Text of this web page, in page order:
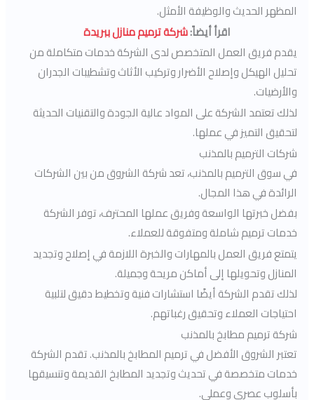
المظهر الحديث والوظيفة الأمثل.
اقرأ أيضاً:شركة ترميم منازل ببريدة
يقدم فريق العمل المتخصص لدى الشركة خدمات متكاملة من
تحليل الهيكل وإصلاح الأضرار وتركيب الأثاث وتشطيبات الجدران
والأرضيات.
لذلك تعتمد الشركة على المواد عالية الجودة والتقنيات الحديثة
لتحقيق التميز في عملها.
شركات الترميم بالمذنب
في سوق الترميم بالمذنب، تعد شركة الشروق من بين الشركات
الرائدة في هذا المجال.
بفضل خبرتها الواسعة وفريق عملها المحترف، توفر الشركة
خدمات ترميم شاملة ومتفوقة للعملاء.
يتمتع فريق العمل بالمهارات والخبرة اللازمة في إصلاح وتجديد
المنازل وتحويلها إلى أماكن مريحة وجميلة.
لذلك تقدم الشركة أيضًا استشارات فنية وتخطيط دقيق لتلبية
احتياجات العملاء وتحقيق رغباتهم.
شركة ترميم مطابخ بالمذنب
تعتبر الشروق الأفضل في ترميم المطابخ بالمذنب. تقدم الشركة
خدمات متخصصة في تحديث وتجديد المطابخ القديمة وتنسيقها
بأسلوب عصري وعملي.